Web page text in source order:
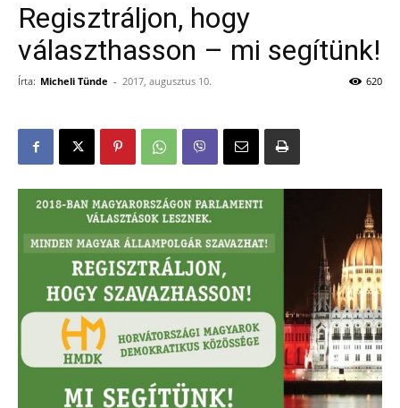
Regisztráljon, hogy
választhasson – mi segítünk!
Írta: Micheli Tünde - 2017, augusztus 10. 620